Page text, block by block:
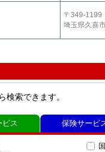
〒349-1199
埼玉県久喜
検索できます。
ビス 保険サービ